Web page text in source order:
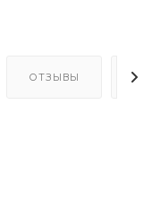
ОТЗЫВЫ